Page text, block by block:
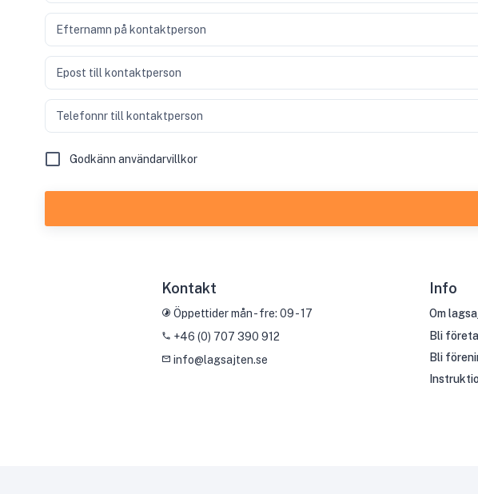
Efternamn på kontaktperson
Epost till kontaktperson
Telefonnr till kontaktperson
Godkänn användarvillkor
Kontakt
Öppettider mån - fre: 09 - 17
+46 (0) 707 390 912
info@lagsajten.se
Info
Om
Bli
Bli